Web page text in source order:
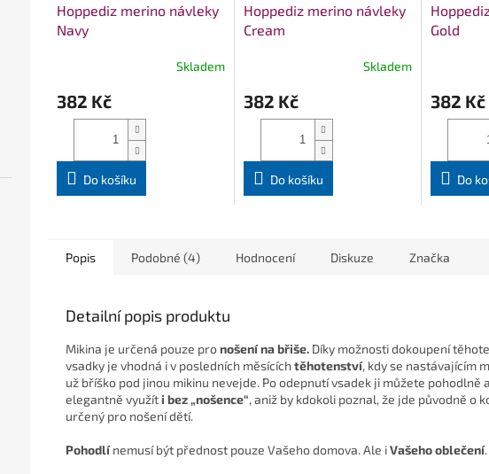
Hoppediz merino návleky
Navy
Skladem
382 Kč
Do košíku
Hoppediz merino návleky
Cream
Skladem
382 Kč
Do košíku
Gold
382 Kč
Do
Popis Podobné (4) Hodnocení Diskuze Značka
Detailní popis produktu
Mikina je určená pouze pronošení na břiše. Díky možnosti dokoupení
vsadky je vhodná i v posledních měsících těhotenství, kdy se nastávajícím
už bříško pod jinou mikinu nevejde. Po odepnutí vsadek ji můžete pohodlně a
elegantně využít i bez „nošence“, aniž by kdokoli poznal, že jde původně o
určený pro nošení dětí.
Pohodlí nemusí být přednost pouze Vašeho domova. Ale iVašeho oblečení.